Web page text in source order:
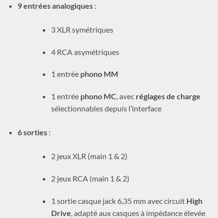
9 entrées analogiques:
3 XLR symétriques
4 RCA asymétriques
1 entrée phono MM
1 entrée phono MC, avec réglages de charge
sélectionnables depuis l’interface
6 sorties:
2 jeux XLR (main 1 & 2)
2 jeux RCA (main 1 & 2)
1 sortie casque jack 6,35 mm avec circuit High
Drive, adapté aux casques à impédance élevée